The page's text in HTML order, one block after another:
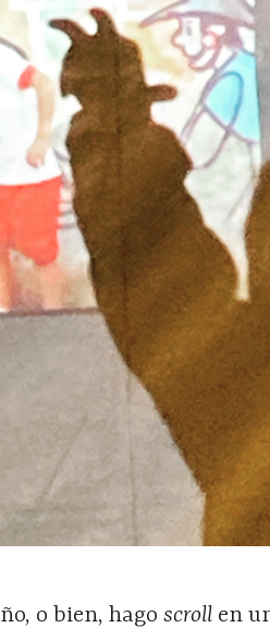
o bien, hagoscroll en